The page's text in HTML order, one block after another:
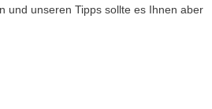
und unseren Tipps sollte es Ihnen aber